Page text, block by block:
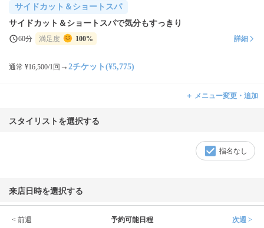
サイドカット＆ショートスパ
サイドカット＆ショートスパで気分もすっきり
60分 満足度 100% 詳細
通常 ¥16,500/1回 → 2チケット(¥5,775)
＋ メニュー変更・追加
スタイリストを選択する
指名なし
来店日時を選択する
< 前週 予約可能日程 次週 >